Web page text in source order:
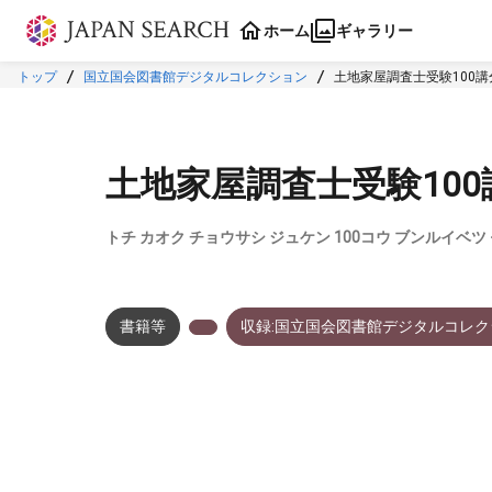
本文に飛ぶ
ホーム ギャラリー
トップ 国立国会図書館デジタルコレクション 土地家屋調査士受験100
土地家屋調査士受験
トチ カオク チョウサシ ジュケン 100コウ ブンルイベ
書籍等 収録:国立国会図書館デジタルコレ